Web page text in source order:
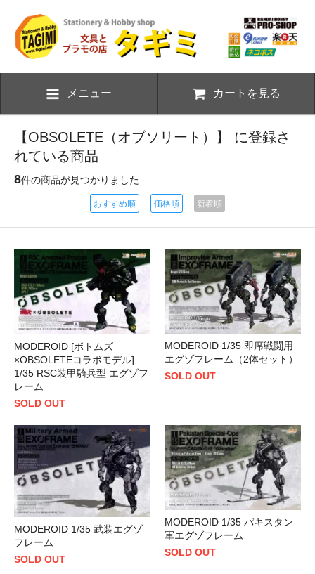
メニュー カートを見る
【OBSOLETE（オブソリート）】 に登録さ
れている商品
8件の商品が見つかりました
おすすめ順 価格順 新着順
MODEROID [ボトムズ
×OBSOLETEコラボモデル]
1/35 RSC装甲騎兵型 エグゾフ
レーム
SOLD OUT
MODEROID 1/35 即席戦闘用
エグゾフレーム（2体セット）
SOLD OUT
MODEROID 1/35 武装エグゾ
フレーム
SOLD OUT
MODEROID 1/35 パキスタン
軍エグゾフレーム
SOLD OUT